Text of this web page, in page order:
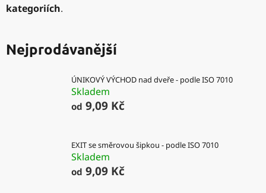
kategoriích.
Nejprodávanější
ÚNIKOVÝ VÝCHOD nad dveře - podle ISO 7010
Skladem
od 9,09 Kč
EXIT se směrovou šipkou - podle ISO 7010
Skladem
od 9,09 Kč